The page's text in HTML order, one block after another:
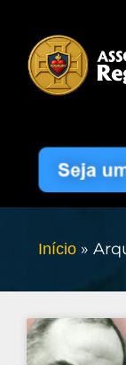
Início »